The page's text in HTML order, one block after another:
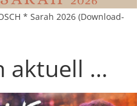
* Sarah 2026 (Download-
aktuell …